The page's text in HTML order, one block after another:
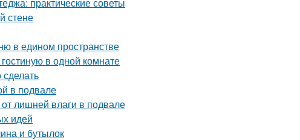
стене
в едином пространстве
в одной комнате
в подвале
лишней влаги в подвале
идей
и бутылок